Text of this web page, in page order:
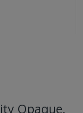
Opaque,